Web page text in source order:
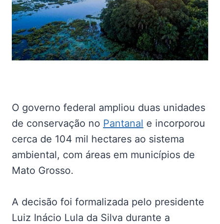
O governo federal ampliou duas unidades
de conservação no Pantanal e incorporou
cerca de 104 mil hectares ao sistema
ambiental, com áreas em municípios de
Mato Grosso.
A decisão foi formalizada pelo presidente
Luiz Inácio Lula da Silva durante a